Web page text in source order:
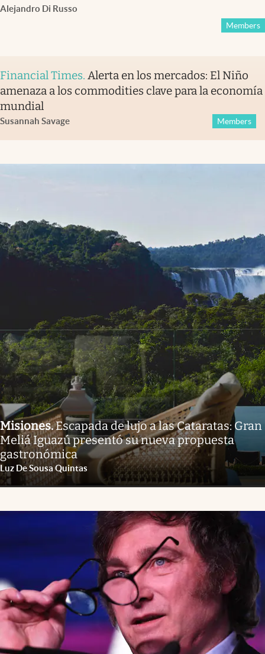
Alejandro Di Russo
Members
Financial Times. Alerta en los mercados: El Niño
amenaza a los commodities clave para la economía
mundial
Susannah Savage Members
Misiones.Escapada de lujo a las Cataratas: Gran
Meliá Iguazú presentó su nueva propuesta
gastronómica
Luz De Sousa Quintas